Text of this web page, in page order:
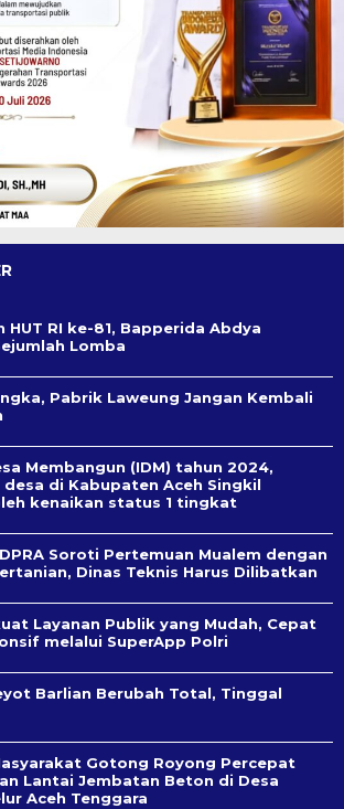
HUT RI ke-81, Bapperida Abdya
Lomba
Pabrik Laweung Jangan Kembali
Membangun (IDM) tahun 2024,
di Kabupaten Aceh Singkil
kenaikan status 1 tingkat
Soroti Pertemuan Mualem dengan
Dinas Teknis Harus Dilibatkan
Layanan Publik yang Mudah, Cepat
melalui SuperApp Polri
Barlian Berubah Total, Tinggal
Gotong Royong Percepat
Lantai Jembatan Beton di Desa
Aceh Tenggara